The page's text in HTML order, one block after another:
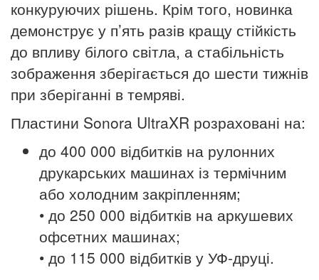
конкуруючих рішень. Крім того, новинка
демонструє у п’ять разів кращу стійкість
до впливу білого світла, а стабільність
зображення зберігається до шести тижнів
при зберіганні в темряві.
Пластини Sonora UltraXR розраховані на:
до 400 000 відбитків на рулонних
друкарських машинах із термічним
або холодним закріпленням;
• до 250 000 відбитків на аркушевих
офсетних машинах;
• до 115 000 відбитків у УФ-друці.